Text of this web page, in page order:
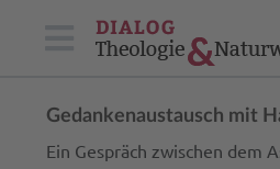
Gedankenaustausch mit
Ein Gespräch zwischen dem